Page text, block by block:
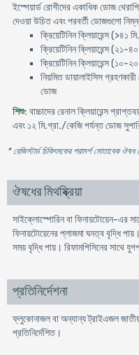
ইস্পেয়ার্ড রোগীদের একাধিক ডোজ
দেওয়া উচিত এবং পরবর্তী ডোজগুলো
ক্রিয়েটিনিন ক্লিয়ারেন্স (>৪১
ক্রিয়েটিনিন ক্লিয়ারেন্স (২১-
ক্রিয়েটিনিন ক্লিয়ারেন্স (১০-
নিয়মিত ডায়ালাইসিস
ডোজ
শিশু: বাচ্চাদের রেনাল ক্লিয়ারেন্স
এবং ১২ মি.গ্রা./কেজি পর্যন্ত ডোজ
* রেজিস্টার্ড চিকিৎসকের পরামর্শ মোতাবেক
ঔষধের মিথষ্ক্রিয়া
সাইক্লোস্পোরিন বা ফিনায়টোয়েন-এর
ফিনায়টোয়েনের প্লাজমা ঘনত্ব বৃদ্ধি
সময় বৃদ্ধি পায়। রিফামপিসিনের সাথে
প্রতিনির্দেশনা
ফ্লুকোনাজল বা অন্যান্য ট্রাইএজল
প্রতিনির্দেশিত।